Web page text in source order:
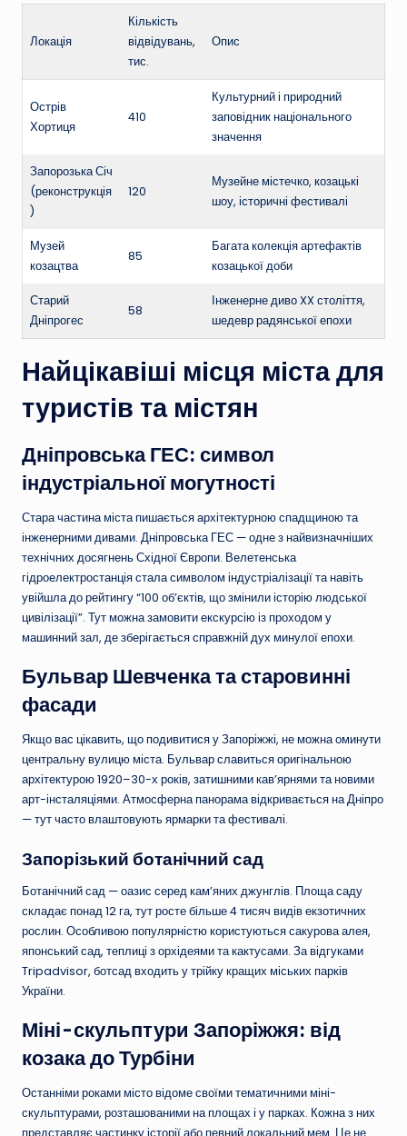
Локація
Кількість
відвідувань,
тис.
Опис
Острів
Хортиця
410
Культурний і природний
заповідник національного
значення
Запорозька Січ
(реконструкція
)
120
Музейне містечко, козацькі
шоу, історичні фестивалі
Музей
козацтва
85
Багата колекція артефактів
козацької доби
Старий
Дніпрогес
58
Інженерне диво XX століття,
шедевр радянської епохи
Найцікавіші місця міста для
туристів та містян
Дніпровська ГЕС: символ
індустріальної могутності
Стара частина міста пишається архітектурною спадщиною та
інженерними дивами. Дніпровська ГЕС — одне з найвизначніших
технічних досягнень Східної Європи. Велетенська
гідроелектростанція стала символом індустріалізації та навіть
увійшла до рейтингу “100 об’єктів, що змінили історію людської
цивілізації”. Тут можна замовити екскурсію із проходом у
машинний зал, де зберігається справжній дух минулої епохи.
Бульвар Шевченка та старовинні
фасади
Якщо вас цікавить, що подивитися у Запоріжжі, не можна оминути
центральну вулицю міста. Бульвар славиться оригінальною
архітектурою 1920–30-х років, затишними кав’ярнями та новими
арт-інсталяціями. Атмосферна панорама відкривається на Дніпро
— тут часто влаштовують ярмарки та фестивалі.
Запорізький ботанічний сад
Ботанічний сад — оазис серед кам’яних джунглів. Площа саду
складає понад 12 га, тут росте більше 4 тисяч видів екзотичних
рослин. Особливою популярністю користуються сакурова алея,
японський сад, теплиці з орхідеями та кактусами. За відгуками
Tripadvisor, ботсад входить у трійку кращих міських парків
України.
Міні-скульптури Запоріжжя: від
козака до Турбіни
Останніми роками місто відоме своїми тематичними міні-
скульптурами, розташованими на площах і у парках. Кожна з них
представляє частинку історії або певний локальний мем. Це не